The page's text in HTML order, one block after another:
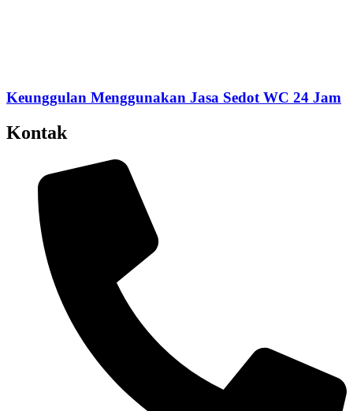
Keunggulan Menggunakan Jasa Sedot WC 24 Jam
Kontak